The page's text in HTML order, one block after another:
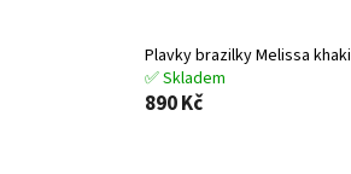
Plavky brazilky Melissa khaki
✅ Skladem
890 Kč